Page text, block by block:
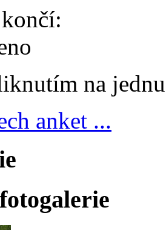
na
anket ...